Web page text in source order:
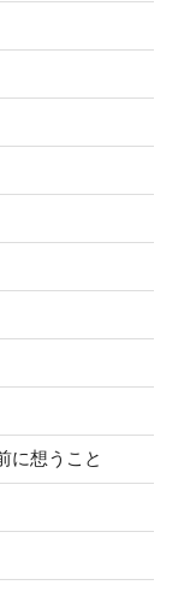
に想うこと